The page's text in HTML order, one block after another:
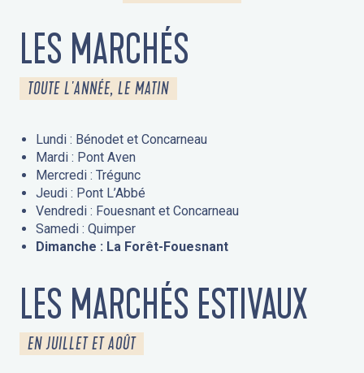
LES MARCHÉS
TOUTE L'ANNÉE, LE MATIN
Lundi : Bénodet et Concarneau
Mardi : Pont Aven
Mercredi : Trégunc
Jeudi : Pont L’Abbé
Vendredi : Fouesnant et Concarneau
Samedi : Quimper
Dimanche : La Forêt-Fouesnant
LES MARCHÉS ESTIVAUX
EN JUILLET ET AOÛT